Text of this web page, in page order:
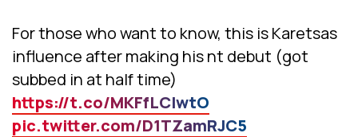
For those who want to know, this is Karetsas
influence after making his nt debut (got
subbed in at half time)
https://t.co/MKFfLCIwtO
pic.twitter.com/D1TZamRJC5